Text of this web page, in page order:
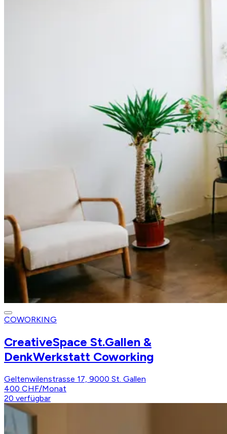
COWORKING
CreativeSpace St.Gallen &
DenkWerkstatt Coworking
Geltenwilenstrasse 17, 9000 St. Gallen
400 CHF/Monat
20 verfügbar